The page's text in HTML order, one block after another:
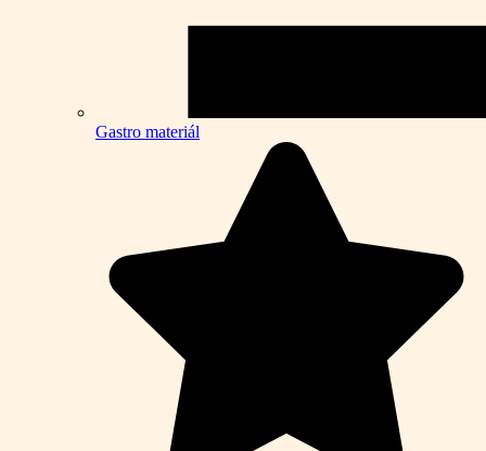
Gastro materiál